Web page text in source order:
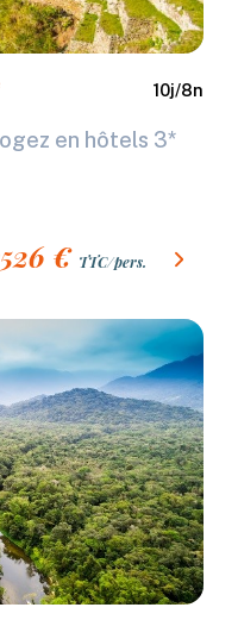
10j/8n
en hôtels 3*
€ TTC/pers.